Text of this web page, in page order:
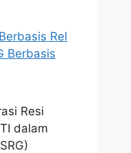
Resi
dalam